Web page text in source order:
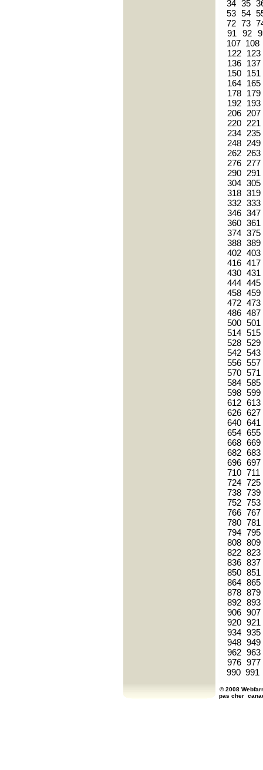
34 35
53 54
72 73
91
92
107 108
122
123
136
137
150
151
164
165
178
179
192
193
206 207
220
221
234
235
248
249
262
263
276
277
290
291
304 305
318 319
332 333
346 347
360 361
374 375
388 389
402 403
416 417
430 431
444 445
458 459
472 473
486 487
500 501
514 515
528 529
542 543
556 557
570 571
584 585
598 599
612 613
626 627
640 641
654 655
668 669
682 683
696 697
710 711
724 725
738 739
752 753
766 767
780 781
794 795
808 809
822 823
836 837
850 851
864 865
878 879
892 893
906 907
920 921
934 935
948 949
962 963
976 977
990 991
© 2008
pas cher